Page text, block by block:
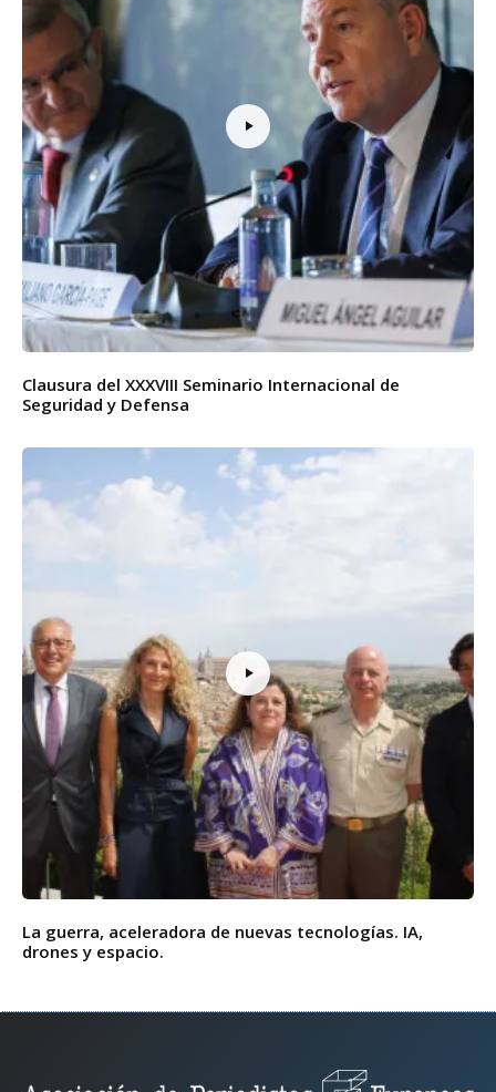
Clausura del XXXVIII Seminario Internacional de
Seguridad y Defensa
La guerra, aceleradora de nuevas tecnologías. IA,
drones y espacio.